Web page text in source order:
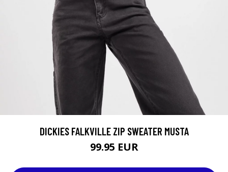
DICKIES FALKVILLE ZIP SWEATER MUSTA
99.95 EUR